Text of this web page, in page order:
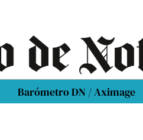
Barómetro DN / Aximage